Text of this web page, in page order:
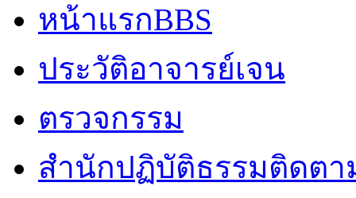
หน้าแรกBBS
ประวัติอาจารย์เจน
ตรวจกรรม
สำนักปฏิบัติธรรมติดต